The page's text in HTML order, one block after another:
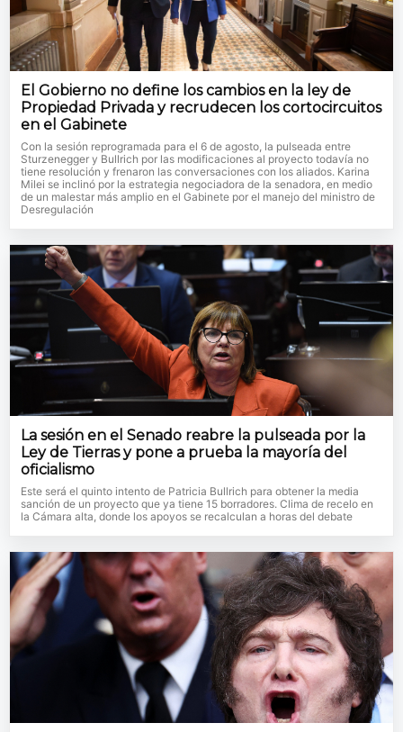
El Gobierno no define los cambios en la ley de
Propiedad Privada y recrudecen los cortocircuitos
en el Gabinete
Con la sesión reprogramada para el 6 de agosto, la pulseada entre
Sturzenegger y Bullrich por las modificaciones al proyecto todavía no
tiene resolución y frenaron las conversaciones con los aliados. Karina
Milei se inclinó por la estrategia negociadora de la senadora, en medio
de un malestar más amplio en el Gabinete por el manejo del ministro de
Desregulación
La sesión en el Senado reabre la pulseada por la
Ley de Tierras y pone a prueba la mayoría del
oficialismo
Este será el quinto intento de Patricia Bullrich para obtener la media
sanción de un proyecto que ya tiene 15 borradores. Clima de recelo en
la Cámara alta, donde los apoyos se recalculan a horas del debate